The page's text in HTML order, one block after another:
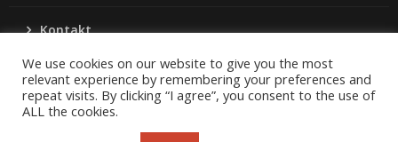
Kontakt
© Minuperspektiiv. Kõik õigused kaitstud.
We use cookies on our website to give you the most
relevant experience by remembering your preferences and
repeat visits. By clicking “I agree”, you consent to the use of
ALL the cookies.